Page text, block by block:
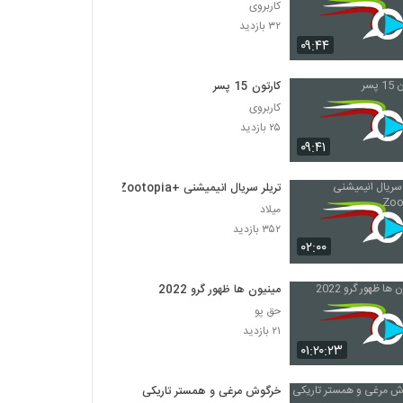
۰۹:۴۴
کاربروی
۳۲ بازدید
۰۹:۴۱
کارتون 15 پسر
کاربروی
۲۵ بازدید
۰۲:۰۰
تریلر سریال انیمیشنی +Zootopia
میلاد
۳۵۲ بازدید
۰۱:۲۰:۲۳
مینیون ها ظهور گرو 2022
حق پو
۲۱ بازدید
خرگوش مرغی و همستر تاریکی